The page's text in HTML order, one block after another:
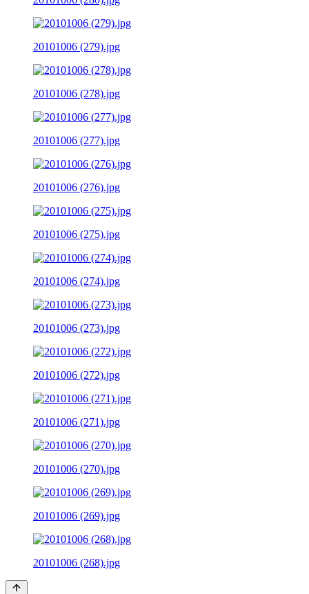
20101006 (279).jpg
20101006 (278).jpg
20101006 (277).jpg
20101006 (276).jpg
20101006 (275).jpg
20101006 (274).jpg
20101006 (273).jpg
20101006 (272).jpg
20101006 (271).jpg
20101006 (270).jpg
20101006 (269).jpg
20101006 (268).jpg